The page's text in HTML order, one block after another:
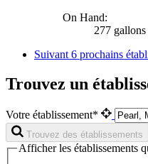
On Hand:
277 gallons
Suivant 6 prochains
Trouvez un
Votre établissement*
Trouvez des établissements
Afficher les établissements